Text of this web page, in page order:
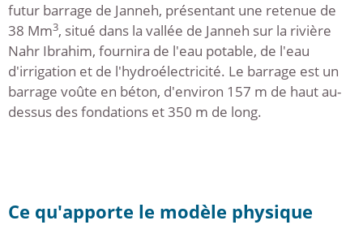
futur barrage de Janneh, présentant une retenue de
38 Mm3, situé dans la vallée de Janneh sur la rivière
Nahr Ibrahim, fournira de l'eau potable, de l'eau
d'irrigation et de l'hydroélectricité. Le barrage est un
barrage voûte en béton, d'environ 157 m de haut au-
dessus des fondations et 350 m de long.
Ce qu'apporte le modèle physique